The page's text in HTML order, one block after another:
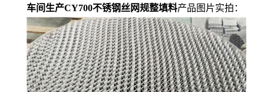
车间生产CY700不锈钢丝网规整填料产品图片实拍：